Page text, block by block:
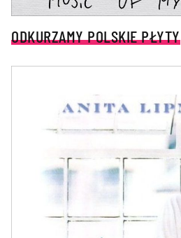
ODKURZAMY POLSKIE PŁYTY